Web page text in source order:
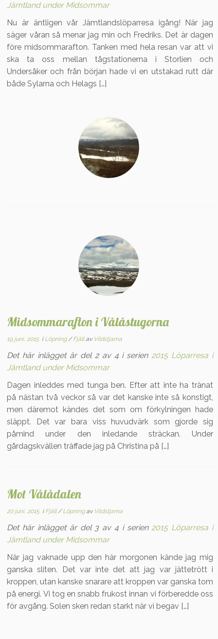
Jämtland under Midsommar
Nu är äntligen vår Jämtlandslöparresa igång! När jag
säger våran så menar jag min och Fredriks. Det är dagen
före midsommarafton. Tanken med hela resan var att vi
ska ta oss mellan tågstationerna i Storlien och
Undersåker och från början hade vi en utstakad rutt där
både Sylarna och Helags […]
Midsommarafton i Vålåstugorna
19 juni, 2015i Löpning/Fjällav Vildstjarna
Det här inlägget är del 2 av 4 i serien 2015 Löparresa i
Jämtland under Midsommar
Dagen inleddes med tunga ben. Efter att inte ha tränat
på nästan två veckor så var det kanske inte så konstigt,
men däremot kändes det som om förkylningen hade
släppt. Det var bara viss huvudvärk som gjorde sig
påmind under den inledande sträckan. Under
gårdagskvällen träffade jag på Christina på […]
Mot Vålådalen
20 juni, 2015i Fjäll/Löpningav Vildstjarna
Det här inlägget är del 3 av 4 i serien 2015 Löparresa i
Jämtland under Midsommar
När jag vaknade upp den här morgonen kände jag mig
ganska sliten. Det var inte det att jag var jättetrött i
kroppen, utan kanske snarare att kroppen var ganska tom
på energi. Vi tog en snabb frukost innan vi förberedde oss
för avgång. Solen sken redan starkt när vi begav […]